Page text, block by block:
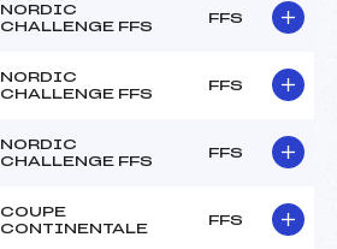
NORDIC
CHALLENGE FFS
FFS
NORDIC
CHALLENGE FFS
FFS
NORDIC
CHALLENGE FFS
FFS
COUPE
CONTINENTALE
FFS